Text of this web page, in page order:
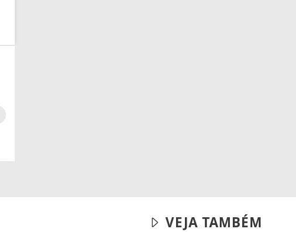
VEJA TAMBÉM